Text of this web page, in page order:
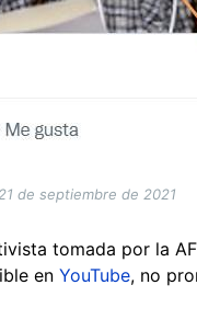
de septiembre de 2021
tomada por la
en YouTube, no